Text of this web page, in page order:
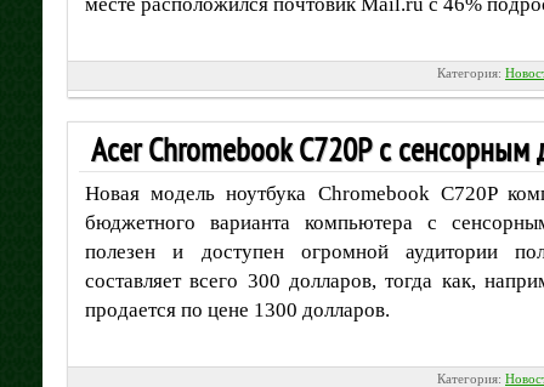
Категория:
Acer Chromebook C720P с сенсорным
Новая модель ноутбука Chromebook C720P
бюджетного варианта компьютера с
полезен и доступен огромной аудитории
составляет всего 300 долларов, тогда как,
продается по цене 1300 долларов.
Категория: